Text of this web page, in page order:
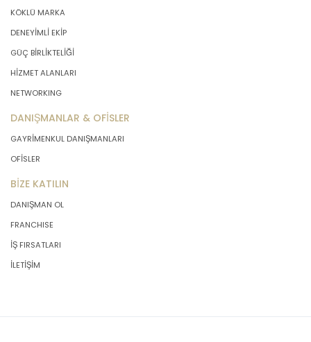
KÖKLÜ MARKA
DENEYİMLİ EKİP
GÜÇ BİRLİKTELİĞİ
HİZMET ALANLARI
NETWORKING
DANIŞMANLAR & OFİSLER
GAYRİMENKUL DANIŞMANLARI
OFİSLER
BİZE KATILIN
DANIŞMAN OL
FRANCHISE
İŞ FIRSATLARI
İLETİŞİM